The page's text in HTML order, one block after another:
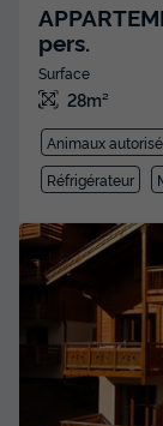
pers.
Surface
28m²
Animaux
Réfrigérateur